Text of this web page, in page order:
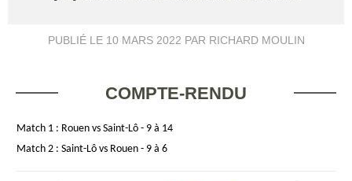
PUBLIÉ LE 10 MARS 2022 PAR RICHARD MOULIN
COMPTE-RENDU
Match 1 : Rouen vs Saint-Lô - 9 à 14
Match 2 : Saint-Lô vs Rouen - 9 à 6